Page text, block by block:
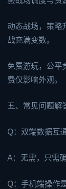
动态战场，策略
战充满变数。
免费游玩，公平
费仅影响外观。
五、常见问题解
Q：双端数据互
A：无需，只需
Q：手机端操作